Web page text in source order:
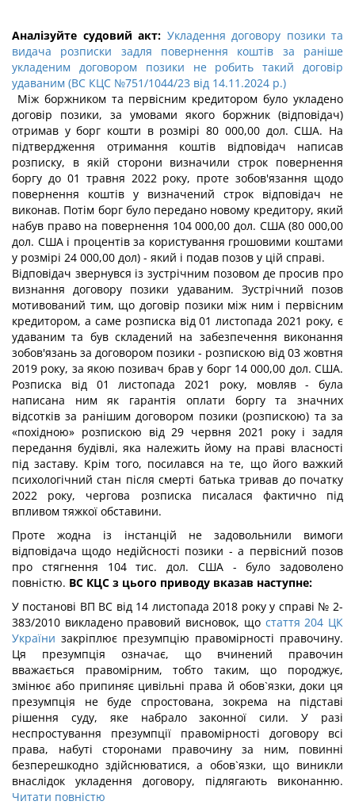
Аналізуйте судовий акт: Укладення договору позики та
видача розписки задля повернення коштів за раніше
укладеним договором позики не робить такий договір
удаваним (ВС КЦС №751/1044/23 від 14.11.2024 р.)
Між боржником та первісним кредитором було укладено
договір позики, за умовами якого боржник (відповідач)
отримав у борг кошти в розмірі 80 000,00 дол. США. На
підтвердження отримання коштів відповідач написав
розписку, в якій сторони визначили строк повернення
боргу до 01 травня 2022 року, проте зобов'язання щодо
повернення коштів у визначений строк відповідач не
виконав. Потім борг було передано новому кредитору, який
набув право на повернення 104 000,00 дол. США (80 000,00
дол. США і процентів за користування грошовими коштами
у розмірі 24 000,00 дол) - який і подав позов у цій справі.
Відповідач звернувся із зустрічним позовом де просив про
визнання договору позики удаваним. Зустрічний позов
мотивований тим, що договір позики між ним і первісним
кредитором, а саме розписка від 01 листопада 2021 року, є
удаваним та був складений на забезпечення виконання
зобов'язань за договором позики - розпискою від 03 жовтня
2019 року, за якою позивач брав у борг 14 000,00 дол. США.
Розписка від 01 листопада 2021 року, мовляв - була
написана ним як гарантія оплати боргу та значних
відсотків за ранішим договором позики (розпискою) та за
«похідною» розпискою від 29 червня 2021 року і задля
передання будівлі, яка належить йому на праві власності
під заставу. Крім того, посилався на те, що його важкий
психологічний стан після смерті батька тривав до початку
2022 року, чергова розписка писалася фактично під
впливом тяжкої обставини.
Проте жодна із інстанцій не задовольнили вимоги
відповідача щодо недійсності позики - а первісний позов
про стягнення 104 тис. дол. США - було задоволено
повністю. ВС КЦС з цього приводу вказав наступне:
У постанові ВП ВС від 14 листопада 2018 року у справі № 2-
383/2010 викладено правовий висновок, що стаття 204 ЦК
України закріплює презумпцію правомірності правочину.
Ця презумпція означає, що вчинений правочин
вважається правомірним, тобто таким, що породжує,
змінює або припиняє цивільні права й обов`язки, доки ця
презумпція не буде спростована, зокрема на підставі
рішення суду, яке набрало законної сили. У разі
неспростування презумпції правомірності договору всі
права, набуті сторонами правочину за ним, повинні
безперешкодно здійснюватися, а обов`язки, що виникли
внаслідок укладення договору, підлягають виконанню.
Читати повністю